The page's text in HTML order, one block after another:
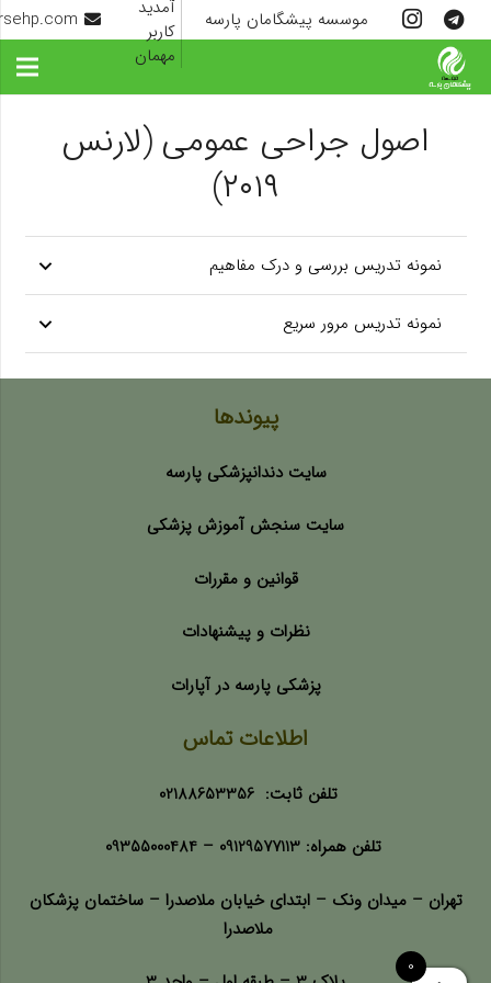
موسسه پیشگامان پارسه
آمدید
کاربر
مهمان
اصول جراحی عمومی (لارنس
۲۰۱۹)
نمونه تدریس بررسی و درک مفاهیم
نمونه تدریس مرور سریع
پیوندها
سایت دندانپزشکی پارسه
سایت سنجش آموزش پزشکی
قوانین و مقررات
نظرات و پیشنهادات
پزشکی پارسه در آپارات
اطلاعات تماس
تلفن ثابت: 02188653356
تلفن همراه:09129577113 –
09355000484
تهران – میدان ونک – ابتدای خیابان ملاصدرا – ساختمان پزشکان
ملاصدرا
0